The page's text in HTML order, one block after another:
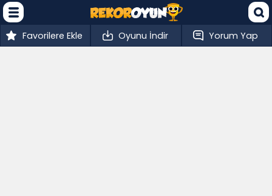
Favorilere Ekle Oyunu İndir Yorum Yap